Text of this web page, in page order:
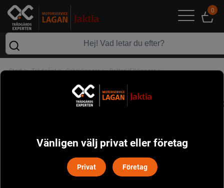
0
Start> Trädgård> Gräsklippare> Batteri/Elklippare>
Vänligen välj privat eller företag
Privat Företag